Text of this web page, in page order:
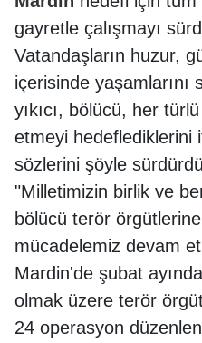
gayretle çalışmayı
Vatandaşların huzur,
içerisinde yaşamlarını
yıkıcı, bölücü, her
etmeyi hedeflediklerini
sözlerini şöyle
"Milletimizin birlik ve
bölücü terör örgütlerine
mücadelemiz devam
Mardin'de şubat
olmak üzere terör
24 operasyon